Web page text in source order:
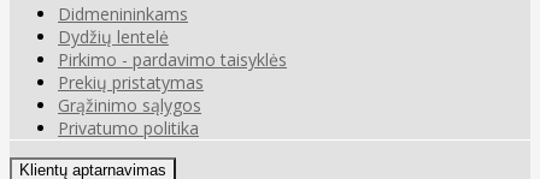
Didmenininkams
Dydžių lentelė
Pirkimo - pardavimo taisyklės
Prekių pristatymas
Grąžinimo sąlygos
Privatumo politika
Klientų aptarnavimas